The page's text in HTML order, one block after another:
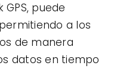
puede
a los
de manera
datos en tiempo